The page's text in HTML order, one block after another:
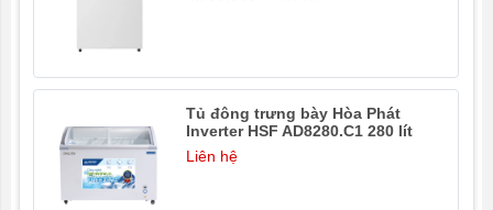
Tủ đông trưng bày Hòa Phát
Inverter HSF AD8280.C1 280 lít
Liên hệ